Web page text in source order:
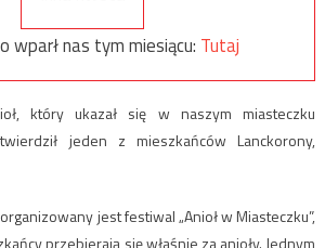
wparł nas tym miesiącu: Tutaj
który ukazał się w naszym miasteczku
jeden z mieszkańców Lanckorony,
jest festiwal „Anioł w Miasteczku”,
przebierają się właśnie za anioły. Jednym